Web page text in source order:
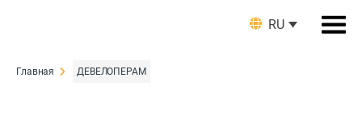
RU
Главная ДЕВЕЛОПЕРАМ